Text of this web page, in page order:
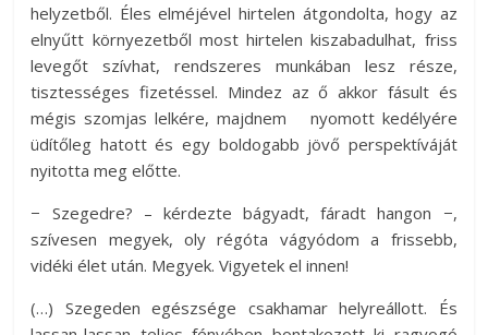
helyzetből. Éles elméjével hirtelen átgondolta, hogy az
elnyűtt környezetből most hirtelen kiszabadulhat, friss
levegőt szívhat, rendszeres munkában lesz része,
tisztességes fizetéssel. Mindez az ő akkor fásult és
mégis szomjas lelkére, majdnem nyomott kedélyére
üdítőleg hatott és egy boldogabb jövő perspektíváját
nyitotta meg előtte.
− Szegedre? – kérdezte bágyadt, fáradt hangon −,
szívesen megyek, oly régóta vágyódom a frissebb,
vidéki élet után. Megyek. Vigyetek el innen!
(…) Szegeden egészsége csakhamar helyreállott. És